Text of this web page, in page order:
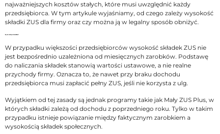
najważniejszych kosztów stałych, które musi uwzględnić każdy
przedsiębiorca. W tym artykule wyjaśniamy, od czego zależy wysokość
składki ZUS dla firmy oraz czy można ją w legalny sposób obniżyć.
Czy zus zależy od zarobków?
W przypadku większości przedsiębiorców wysokość składek ZUS nie
jest bezpośrednio uzależniona od miesięcznych zarobków. Podstawę
do naliczania składek stanowią wartości ustawowe, a nie realne
przychody firmy. Oznacza to, że nawet przy braku dochodu
przedsiębiorca musi zapłacić pełny ZUS, jeśli nie korzysta z ulg.
Wyjątkiem od tej zasady są jednak programy takie jak Mały ZUS Plus, w
których składki zależą od dochodu z poprzedniego roku. Tylko w takim
przypadku istnieje powiązanie między faktycznym zarobkiem a
wysokością składek społecznych.